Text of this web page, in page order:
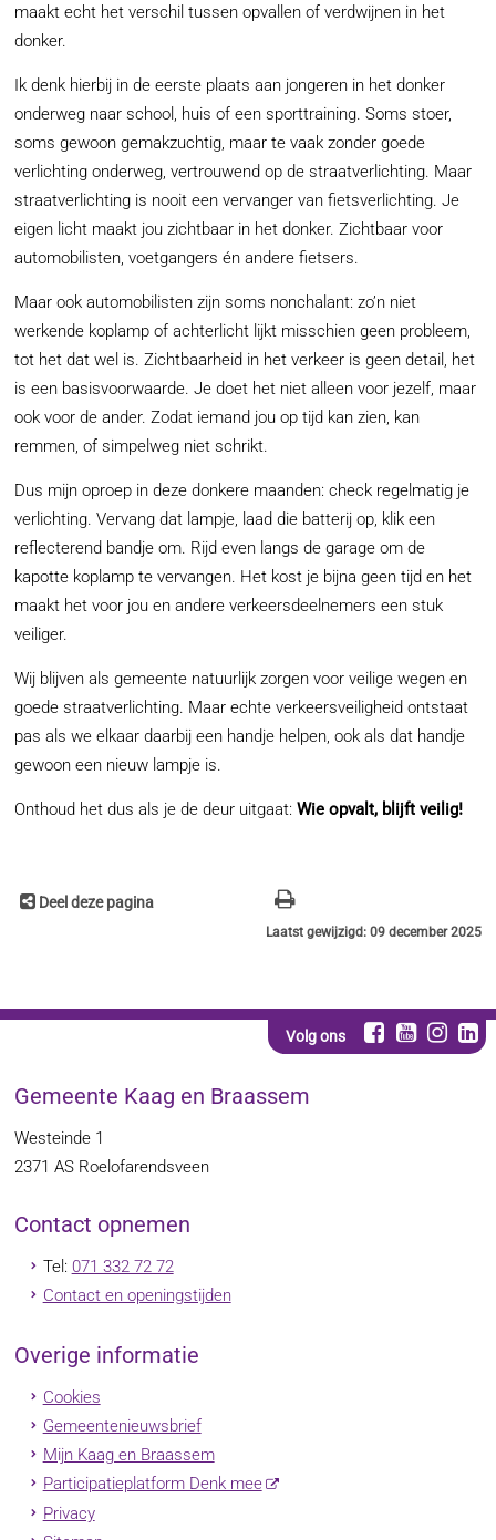
maakt echt het verschil tussen opvallen of verdwijnen in het
donker.
Ik denk hierbij in de eerste plaats aan jongeren in het donker
onderweg naar school, huis of een sporttraining. Soms stoer,
soms gewoon gemakzuchtig, maar te vaak zonder goede
verlichting onderweg, vertrouwend op de straatverlichting. Maar
straatverlichting is nooit een vervanger van fietsverlichting. Je
eigen licht maakt jou zichtbaar in het donker. Zichtbaar voor
automobilisten, voetgangers én andere fietsers.
Maar ook automobilisten zijn soms nonchalant: zo’n niet
werkende koplamp of achterlicht lijkt misschien geen probleem,
tot het dat wel is. Zichtbaarheid in het verkeer is geen detail, het
is een basisvoorwaarde. Je doet het niet alleen voor jezelf, maar
ook voor de ander. Zodat iemand jou op tijd kan zien, kan
remmen, of simpelweg niet schrikt.
Dus mijn oproep in deze donkere maanden: check regelmatig je
verlichting. Vervang dat lampje, laad die batterij op, klik een
reflecterend bandje om. Rijd even langs de garage om de
kapotte koplamp te vervangen. Het kost je bijna geen tijd en het
maakt het voor jou en andere verkeersdeelnemers een stuk
veiliger.
Wij blijven als gemeente natuurlijk zorgen voor veilige wegen en
goede straatverlichting. Maar echte verkeersveiligheid ontstaat
pas als we elkaar daarbij een handje helpen, ook als dat handje
gewoon een nieuw lampje is.
Onthoud het dus als je de deur uitgaat:Wie opvalt, blijft veilig!
Deel deze pagina
Laatst gewijzigd: 09 december 2025
Volg ons
Gemeente Kaag en Braassem
Westeinde 1
2371 AS Roelofarendsveen
Contact opnemen
Tel: 071 332 72 72
Contact en openingstijden
Overige informatie
Cookies
Gemeentenieuwsbrief
Mijn Kaag en Braassem
Participatieplatform Denk mee
Privacy